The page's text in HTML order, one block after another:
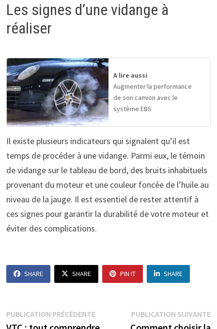
Les signes d’une vidange à
réaliser
A lire aussi
Augmenter la performance
de son camion avec le
système EBS
Il existe plusieurs indicateurs qui signalent qu’il est
temps de procéder à une vidange. Parmi eux, le témoin
de vidange sur le tableau de bord, des bruits inhabituels
provenant du moteur et une couleur foncée de l’huile au
niveau de la jauge. Il est essentiel de rester attentif à
ces signes pour garantir la durabilité de votre moteur et
éviter des complications.
SHARE SHARE PIN IT SHARE
Navigation
PUBLICATION PRÉCÉDENTEPublication
précédente :
PUBLICATION SUIVANTE